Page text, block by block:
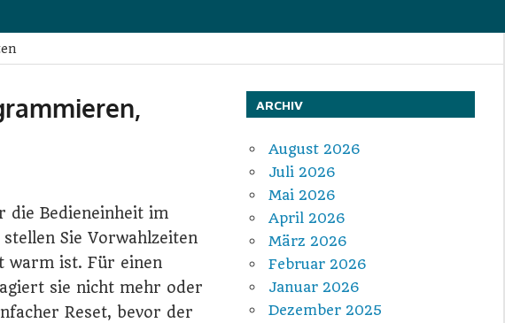
die Bedieneinheit im
Sie Vorwahlzeiten
warm ist. Für einen
sie nicht mehr oder
Reset, bevor der
ARCHIV
August 2026
Juli 2026
Mai 2026
April 2026
März 2026
Februar 2026
Januar 2026
Dezember 2025